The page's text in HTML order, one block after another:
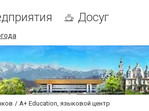
Досуг
А+ Education, языковой центр